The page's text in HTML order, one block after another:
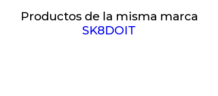
Productos de la misma marca
SK8DOIT